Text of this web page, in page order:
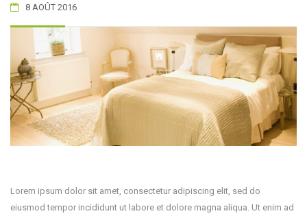
8 AOÛT 2016
Lorem ipsum dolor sit amet, consectetur adipiscing elit, sed do
eiusmod tempor incididunt ut labore et dolore magna aliqua. Ut enim ad